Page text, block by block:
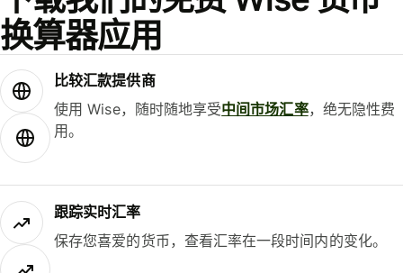
换算器应用
比较汇款提供商
使用 Wise，随时随地享受中间市场汇率，绝无隐性费
用。
跟踪实时汇率
保存您喜爱的货币，查看汇率在一段时间内的变化。